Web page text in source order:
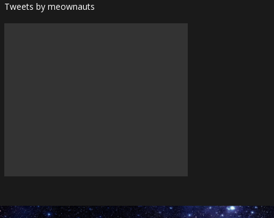
Tweets by meownauts